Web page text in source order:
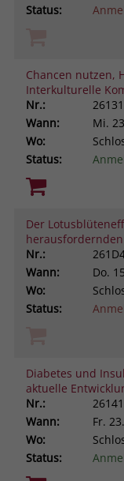
Status:
Chancen nutzen,
Interkulturelle
Nr.:
Wann:
Mi.
Wo:
Status:
Der
Nr.:
Wann:
Do.
Wo:
Status:
Diabetes und
aktuelle
Nr.:
Wann:
Fr.
Wo:
Status: